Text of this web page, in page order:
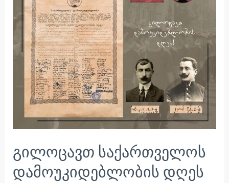
გილოცავთ საქართველოს
დამოუკიდებლობის დღეს
დღეს